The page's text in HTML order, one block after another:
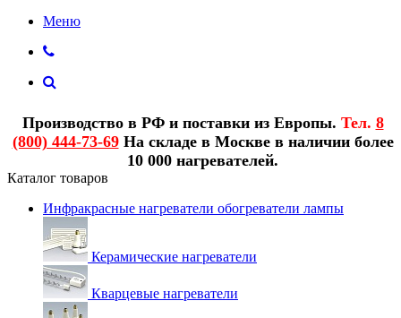
Меню
Производство в РФ и поставки из Европы. Тел. 8
(800) 444-73-69На складе в Москве в наличии более
10 000 нагревателей.
Каталог товаров
Инфракрасные нагреватели обогреватели лампы
Керамические нагреватели
Кварцевые нагреватели